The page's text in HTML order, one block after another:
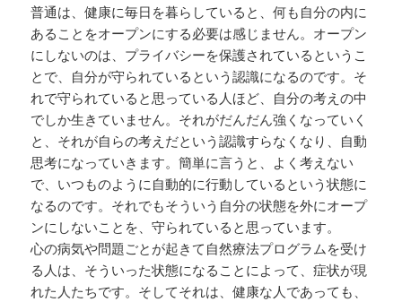
普通は、健康に毎日を暮らしていると、何も自分の内に
あることをオープンにする必要は感じません。オープン
にしないのは、プライバシーを保護されているというこ
とで、自分が守られているという認識になるのです。そ
れで守られていると思っている人ほど、自分の考えの中
でしか生きていません。それがだんだん強くなっていく
と、それが自らの考えだという認識すらなくなり、自動
思考になっていきます。簡単に言うと、よく考えない
で、いつものように自動的に行動しているという状態に
なるのです。それでもそういう自分の状態を外にオープ
ンにしないことを、守られていると思っています。
心の病気や問題ごとが起きて自然療法プログラムを受け
る人は、そういった状態になることによって、症状が現
れた人たちです。そしてそれは、健康な人であっても、